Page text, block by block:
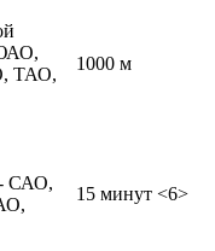
ТАО,
1000 м
- САО,
15 минут <6>